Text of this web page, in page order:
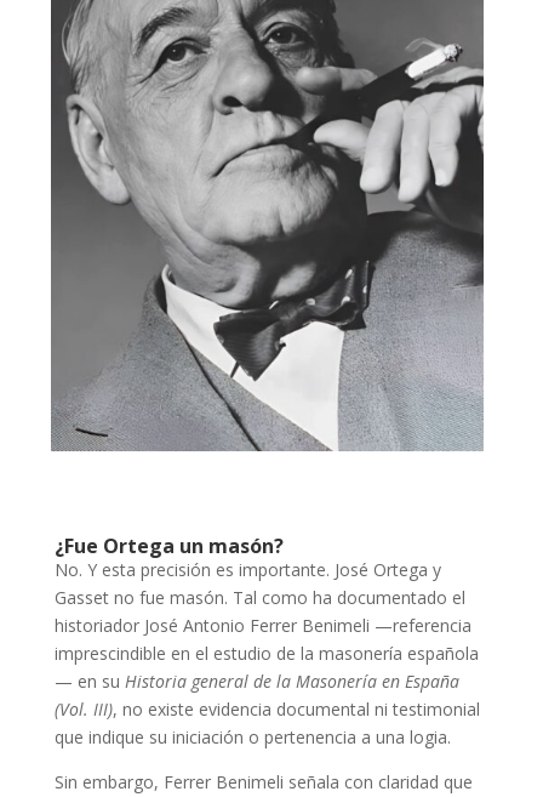
¿Fue Ortega un masón?
No. Y esta precisión es importante. José Ortega y
Gasset no fue masón. Tal como ha documentado el
historiador José Antonio Ferrer Benimeli —referencia
imprescindible en el estudio de la masonería española
— en su Historia general de la Masonería en España
(Vol. III), no existe evidencia documental ni testimonial
que indique su iniciación o pertenencia a una logia.
Sin embargo, Ferrer Benimeli señala con claridad que